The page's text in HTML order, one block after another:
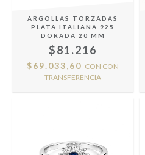
ARGOLLAS TORZADAS
PLATA ITALIANA 925
DORADA 20 MM
$81.216
$69.033,60 CON CON
TRANSFERENCIA